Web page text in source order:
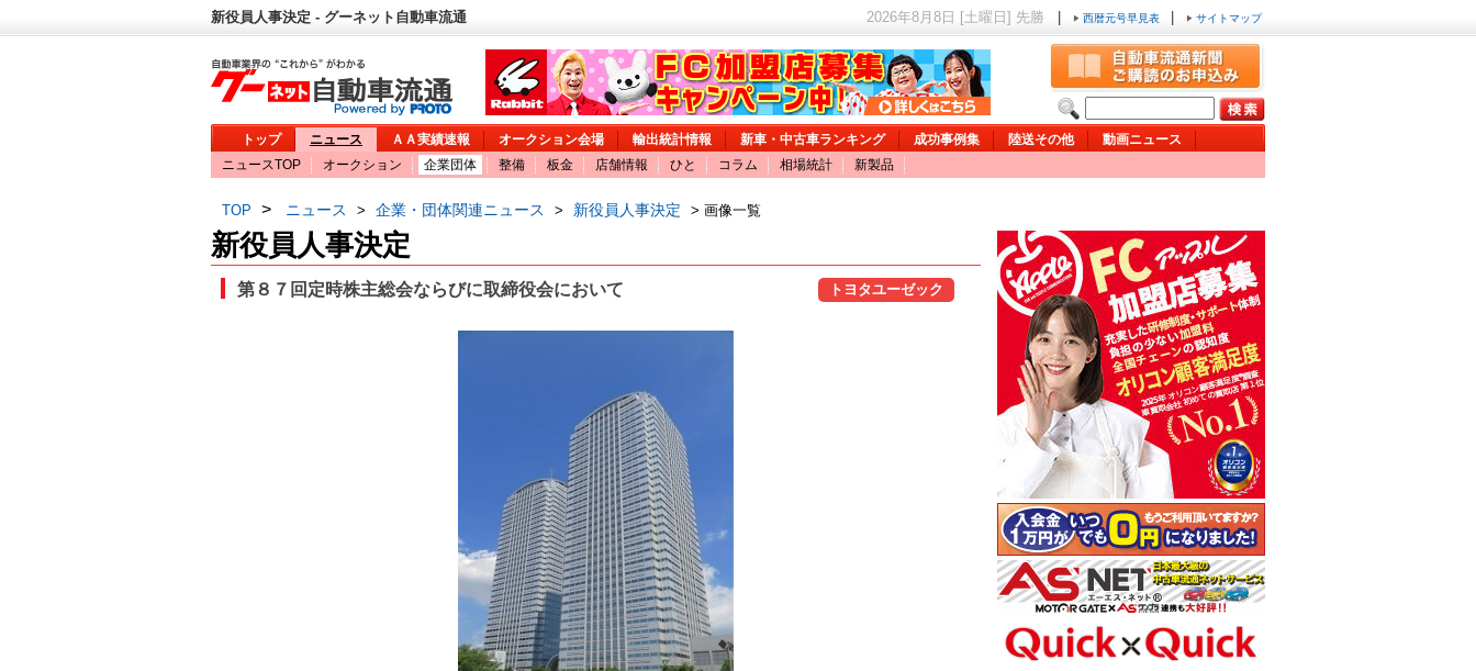
新役員人事決定 - グーネット自動車流通 2026年8月8日 [土曜日] 先勝 西暦元号早見表 サイトマップ
トップ ニュース ＡＡ実績速報 オークション会場 輸出統計情報 新車・中古車ランキング 成功事例集 陸送その他
動画ニュース
ニュースTOP
オークション 企業団体 整備 板金 店舗情報 ひと コラム 相場統計 新製品
TOP > ニュース > 企業・団体関連ニュース > 新役員人事決定 > 画像一覧
新役員人事決定
第８７回定時株主総会ならびに取締役会において トヨタユーゼック